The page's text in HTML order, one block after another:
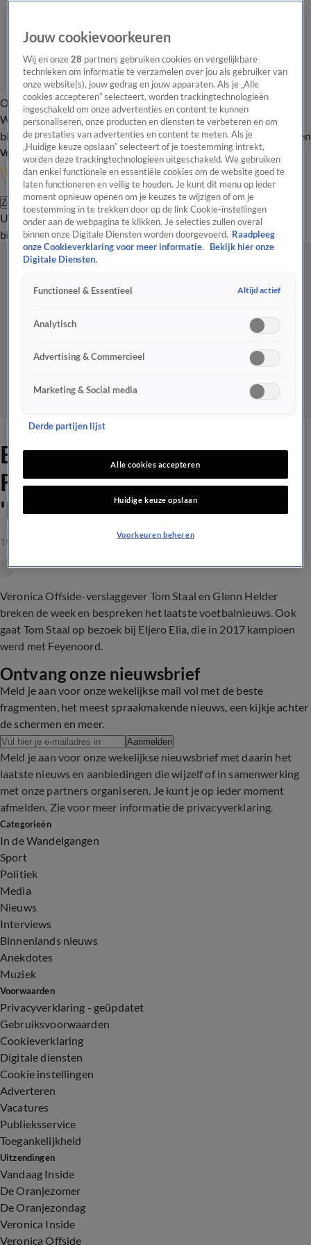
Overzicht Onze programma's Uitzendingen Onze gezichten
In de
WandelgangenInterviewsUitzending
bijwonenPodcastShopVeelgestelde vragenKijkersvraag insturen
Volg Vandaag Inside
Zoeken
UitzendingenVandaag InsideDe OranjezomerShopUitzending
bijwonen
Eljero Elia spreekt
Feyenoord-selectie toe:
'Maak Rotterdam trots!'
19 apr 2023, 18:09
Veronica Offside-verslaggever Tom Staal en Glenn Helder
breken de week en bespreken het laatste voetbalnieuws. Ook
gaat Tom Staal op bezoek bij Eljero Elia, die in 2017 kampioen
werd met Feyenoord.
Ontvang onze nieuwsbrief
Meld je aan voor onze wekelijkse mail vol met de beste
fragmenten, het meest spraakmakende nieuws, een kijkje achter
de schermen en meer.
Aanmelden
Meld je aan voor onze wekelijkse nieuwsbrief met daarin het
laatste nieuws en aanbiedingen die wijzelf of in samenwerking
met onze partners organiseren. Je kunt je op ieder moment
afmelden. Zie voor meer informatie de privacyverklaring.
Categorieën
In de Wandelgangen
Sport
Politiek
Media
Nieuws
Interviews
Binnenlands nieuws
Anekdotes
Muziek
Voorwaarden
Privacyverklaring - geüpdatet
Gebruiksvoorwaarden
Cookieverklaring
Digitale diensten
Cookie instellingen
Adverteren
Vacatures
Publieksservice
Toegankelijkheid
Uitzendingen
Vandaag Inside
De Oranjezomer
De Oranjezondag
Veronica Inside
Veronica Offside
Jouw cookievoorkeuren
Wij en onze28 partners gebruiken cookies en vergelijkbare
technieken om informatie te verzamelen over jou als gebruiker van
onze website(s), jouw gedrag en jouw apparaten. Als je „Alle
cookies accepteren” selecteert, worden trackingtechnologieën
ingeschakeld om onze advertenties en content te kunnen
personaliseren, onze producten en diensten te verbeteren en om
de prestaties van advertenties en content te meten. Als je
„Huidige keuze opslaan” selecteert of je toestemming intrekt,
worden deze trackingtechnologieën uitgeschakeld. We gebruiken
dan enkel functionele en essentiële cookies om de website goed te
laten functioneren en veilig te houden. Je kunt dit menu op ieder
moment opnieuw openen om je keuzes te wijzigen of om je
toestemming in te trekken door op de link Cookie-instellingen
onder aan de webpagina te klikken. Je selecties zullen overal
binnen onze Digitale Diensten worden doorgevoerd. Raadpleeg
onze Cookieverklaring voor meer informatie.
Bekijk hier onze
Digitale Diensten.
Functioneel & Essentieel Altijd actief
Analytisch
Advertising & Commercieel
Marketing & Social media
Derde partijen lijst
Alle cookies accepteren
Huidige keuze opslaan
Voorkeuren beheren